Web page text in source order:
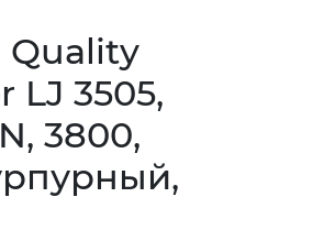
Quality
LJ 3505,
3800,